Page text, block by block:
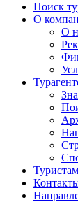
Поиск
О
О
Туристам